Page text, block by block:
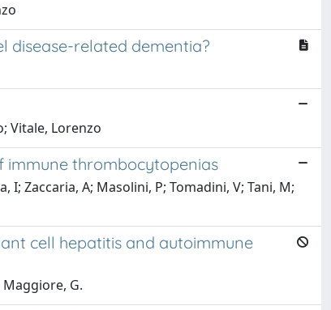
disease-related dementia?
Vitale, Lorenzo
immune thrombocytopenias
I; Zaccaria, A; Masolini, P; Tomadini, V; Tani, M;
cell hepatitis and autoimmune
Maggiore, G.